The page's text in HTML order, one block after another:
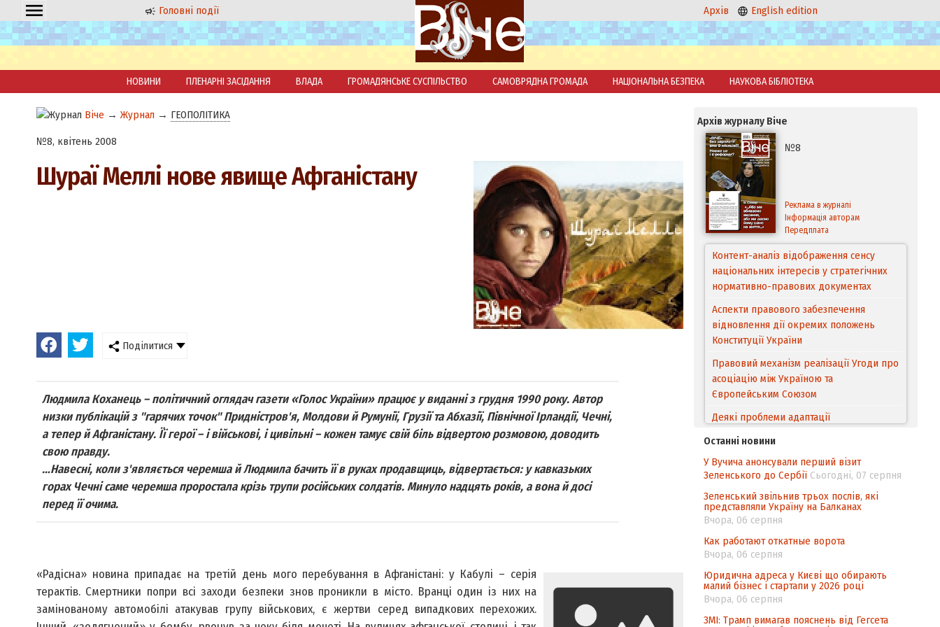
Головні події Архів English edition
НОВИНИ ПЛЕНАРНІ ЗАСІДАННЯ ВЛАДА ГРОМАДЯНСЬКЕ СУСПІЛЬСТВО САМОВРЯДНА ГРОМАДА НАЦІОНАЛЬНА БЕЗПЕКА НАУКОВА БІБЛІОТЕКА
Віче → Журнал → ГЕОПОЛІТИКА
№8, квітень 2008
Шураї Меллі нове явище Афганістану
Поділитися
Людмила Коханець – політичний оглядач газети «Голос України» працює у виданні з грудня 1990 року. Автор
низки публікацій з "гарячих точок" Придністров'я, Молдови й Румунії, Грузії та Абхазії, Північної Ірландії, Чечні,
а тепер й Афганістану. Її герої – і військові, і цивільні – кожен тамує свій біль відвертою розмовою, доводить
свою правду.
…Навесні, коли з'являється черемша й Людмила бачить її в руках продавщиць, відвертається: у кавказьких
горах Чечні саме черемша проростала крізь трупи російських солдатів. Минуло надцять років, а вона й досі
перед її очима.
«Радісна» новина припадає на третій день мого перебування в Афганістані: у Кабулі – серія
терактів. Смертники попри всі заходи безпеки знов проникли в місто. Вранці один із них на
замінованому автомобілі атакував групу військових, є жертви серед випадкових перехожих.
Архів журналу Віче
№8
Реклама в журналі
Інформація авторам
Передплата
Контент-аналіз відображення сенсу
національних інтересів у стратегічних
нормативно-правових документах
Аспекти правового забезпечення
відновлення дії окремих положень
Конституції України
Правовий механізм реалізації Угоди про
асоціацію між Україною та
Європейським Cоюзом
Деякі проблеми адаптації
походження товарів відповідно до
Угоди про торговельні аспекти прав
інтелектуальної власності (TRIPS) у
контексті євроінтеграції
Аналіз виборчого законодавства щодо
підрахунку голосів виборців
Інформаційна безпека суспільства
Останні новини
У Вучича анонсували перший візит
Зеленського до Сербії Сьогодні, 07 серпня
Зеленський звільнив трьох послів, які
представляли Україну на Балканах
Вчора, 06 серпня
Как работают откатные ворота
Вчора, 06 серпня
Юридична адреса у Києві що обирають
малий бізнес і стартапи у 2026 році
Вчора, 06 серпня
ЗМІ: Трамп вимагав пояснень від Гегсета